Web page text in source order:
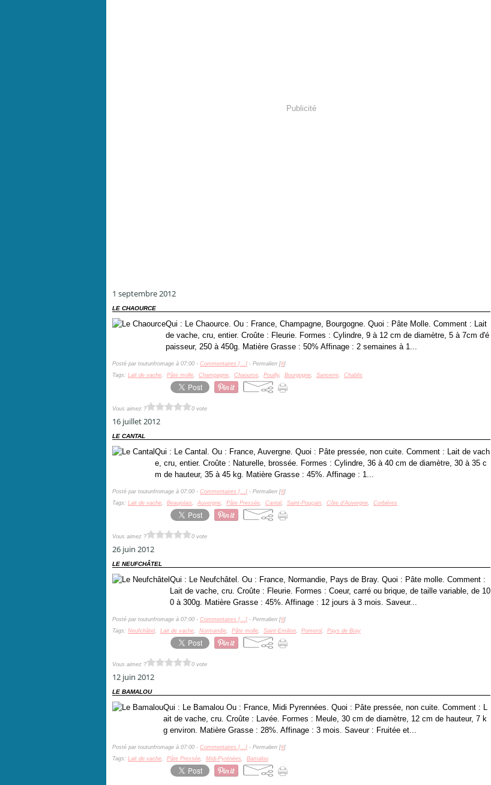
Publicité
1 septembre 2012
LE CHAOURCE
Qui : Le Chaource. Ou : France, Champagne, Bourgogne. Quoi : Pâte Molle. Comment : Lait
de vache, cru, entier. Croûte : Fleurie. Formes : Cylindre, 9 à 12 cm de diamètre, 5 à 7cm d'é
paisseur, 250 à 450g. Matière Grasse : 50% Affinage : 2 semaines à 1...
Posté par toutunfromage à 07:00 - Commentaires […] - Permalien [#]
Tags: Lait de vache, Pâte molle, Champagne, Chaource, Pouilly, Bourgogne, Sancerre, Chablis
Vous aimez ? 0 vote
16 juillet 2012
LE CANTAL
Qui : Le Cantal. Ou : France, Auvergne. Quoi : Pâte pressée, non cuite. Comment : Lait de vach
e, cru, entier. Croûte : Naturelle, brossée. Formes : Cylindre, 36 à 40 cm de diamètre, 30 à 35 c
m de hauteur, 35 à 45 kg. Matière Grasse : 45%. Affinage : 1...
Posté par toutunfromage à 07:00 - Commentaires […] - Permalien [#]
Tags: Lait de vache, Beaujolais, Auvergne, Pâte Pressée, Cantal, Saint-Pouçain, Côte d'Auvergne, Corbières
Vous aimez ? 0 vote
26 juin 2012
LE NEUFCHÂTEL
Qui : Le Neufchâtel. Ou : France, Normandie, Pays de Bray. Quoi : Pâte molle. Comment :
Lait de vache, cru. Croûte : Fleurie. Formes : Coeur, carré ou brique, de taille variable, de 10
0 à 300g. Matière Grasse : 45%. Affinage : 12 jours à 3 mois. Saveur...
Posté par toutunfromage à 07:00 - Commentaires […] - Permalien [#]
Tags: Neufchâtel, Lait de vache, Normandie, Pâte molle, Saint-Emilion, Pomerol, Pays de Bray
Vous aimez ? 0 vote
12 juin 2012
LE BAMALOU
Qui : Le Bamalou Ou : France, Midi Pyrennées. Quoi : Pâte pressée, non cuite. Comment : L
ait de vache, cru. Croûte : Lavée. Formes : Meule, 30 cm de diamètre, 12 cm de hauteur, 7 k
g environ. Matière Grasse : 28%. Affinage : 3 mois. Saveur : Fruitée et...
Posté par toutunfromage à 07:00 - Commentaires […] - Permalien [#]
Tags: Lait de vache, Pâte Pressée, Midi-Pyrénées, Bamalou